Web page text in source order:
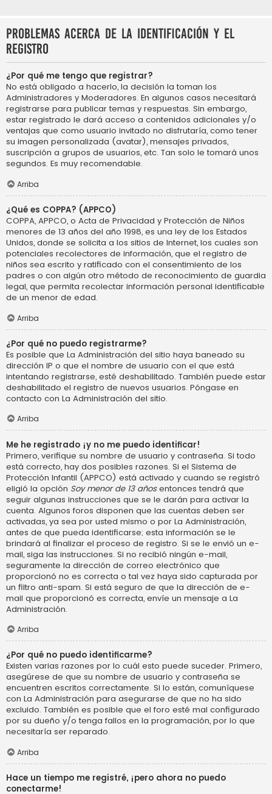
Problemas acerca de la identificación y el
registro
¿Por qué me tengo que registrar?
No está obligado a hacerlo, la decisión la toman los
Administradores y Moderadores. En algunos casos necesitará
registrarse para publicar temas y respuestas. Sin embargo,
estar registrado le dará acceso a contenidos adicionales y/o
ventajas que como usuario invitado no disfrutaría, como tener
su imagen personalizada (avatar), mensajes privados,
suscripción a grupos de usuarios, etc. Tan solo le tomará unos
segundos. Es muy recomendable.
Arriba
¿Qué es COPPA? (APPCO)
COPPA, APPCO, o Acta de Privacidad y Protección de Niños
menores de 13 años del año 1998, es una ley de los Estados
Unidos, donde se solicita a los sitios de Internet, los cuales son
potenciales recolectores de información, que el registro de
niños sea escrito y ratificado con el consentimiento de los
padres o con algún otro método de reconocimiento de guardia
legal, que permita recolectar información personal identificable
de un menor de edad.
Arriba
¿Por qué no puedo registrarme?
Es posible que La Administración del sitio haya baneado su
dirección IP o que el nombre de usuario con el que está
intentando registrarse, esté deshabilitado. También puede estar
deshabilitado el registro de nuevos usuarios. Póngase en
contacto con La Administración del sitio.
Arriba
Me he registrado ¡y no me puedo identificar!
Primero, verifique su nombre de usuario y contraseña. Si todo
está correcto, hay dos posibles razones. Si el Sistema de
Protección Infantil (APPCO) está activado y cuando se registró
eligió la opción Soy menor de 13 añosentonces tendrá que
seguir algunas instrucciones que se le darán para activar la
cuenta. Algunos foros disponen que las cuentas deben ser
activadas, ya sea por usted mismo o por La Administración,
antes de que pueda identificarse; esta información se le
brindará al finalizar el proceso de registro. Si se le envió un e-
mail, siga las instrucciones. Si no recibió ningún e-mail,
seguramente la dirección de correo electrónico que
proporcionó no es correcta o tal vez haya sido capturada por
un filtro anti-spam. Si está seguro de que la dirección de e-
mail que proporcionó es correcta, envíe un mensaje a La
Administración.
Arriba
¿Por qué no puedo identificarme?
Existen varias razones por lo cuál esto puede suceder. Primero,
asegúrese de que su nombre de usuario y contraseña se
encuentren escritos correctamente. Si lo están, comuníquese
con La Administración para asegurarse de que no ha sido
excluido. También es posible que el foro esté mal configurado
por su dueño y/o tenga fallos en la programación, por lo que
necesitaría ser reparado.
Arriba
Hace un tiempo me registré, ¡pero ahora no puedo
conectarme!